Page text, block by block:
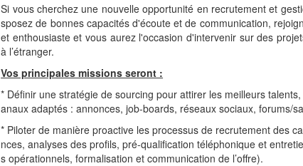
Si vous cherchez une nouvelle opportunité en recrutement et
sposez de bonnes capacités d'écoute et de communication,
et enthousiaste et vous aurez l'occasion d'intervenir sur des
à l’étranger.
Vos principales missions seront :
* Définir une stratégie de sourcing pour attirer les meilleurs
anaux adaptés : annonces, job-boards, réseaux sociaux, forums/
* Piloter de manière proactive les processus de recrutement des
nces, analyses des profils, pré-qualification téléphonique et
s opérationnels, formalisation et communication de l’offre).